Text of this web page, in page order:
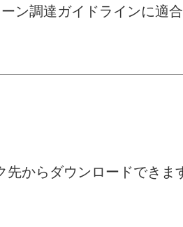
ン調達ガイドラインに適合
からダウンロードできま